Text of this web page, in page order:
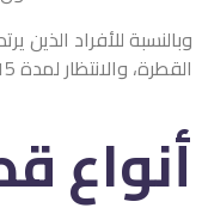
وبالنسبة للأفراد
القطرة، والانتظار لمدة 15 دقيقة قبل إعادتها إلى العين لضمان أقصى استفادة من العلاج دون التأثير على سلامة العدسات.
أنواع